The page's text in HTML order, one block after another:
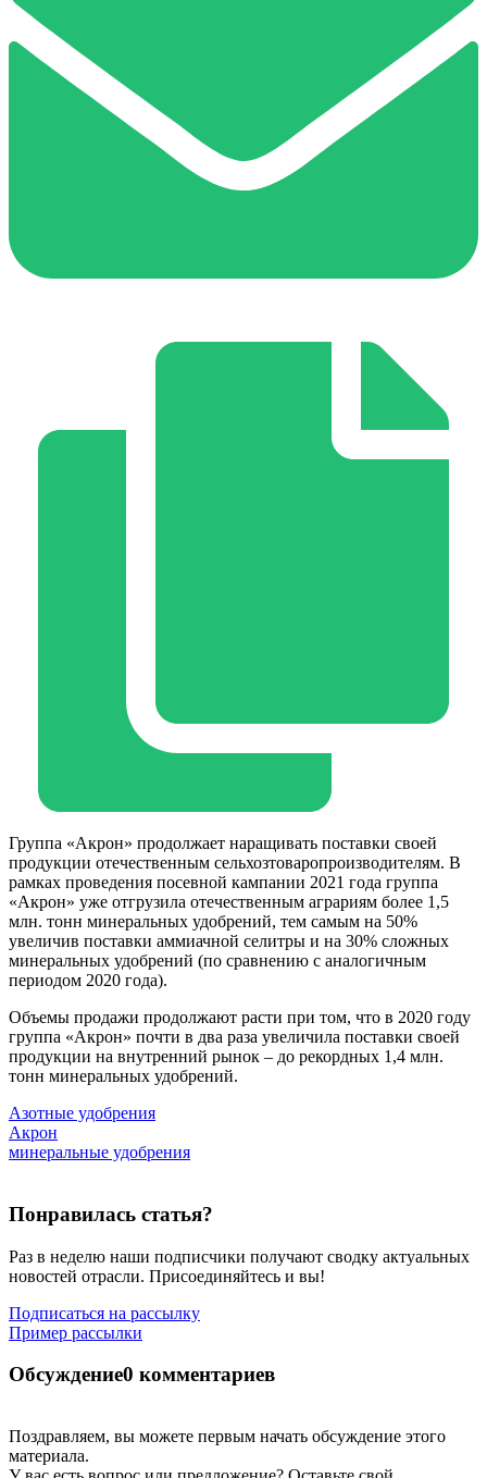
Группа «Акрон» продолжает наращивать поставки своей
продукции отечественным сельхозтоваропроизводителям. В
рамках проведения посевной кампании 2021 года группа
«Акрон» уже отгрузила отечественным аграриям более 1,5
млн. тонн минеральных удобрений, тем самым на 50%
увеличив поставки аммиачной селитры и на 30% сложных
минеральных удобрений (по сравнению с аналогичным
периодом 2020 года).
Объемы продажи продолжают расти при том, что в 2020 году
группа «Акрон» почти в два раза увеличила поставки своей
продукции на внутренний рынок – до рекордных 1,4 млн.
тонн минеральных удобрений.
Азотные удобрения
Акрон
минеральные удобрения
Понравилась статья?
Раз в неделю наши подписчики получают сводку актуальных
новостей отрасли. Присоединяйтесь и вы!
Подписаться на рассылку
Пример рассылки
Обсуждение0 комментариев
Поздравляем, вы можете первым начать обсуждение этого
материала.